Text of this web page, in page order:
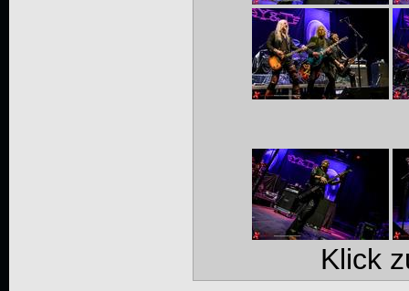
Klick